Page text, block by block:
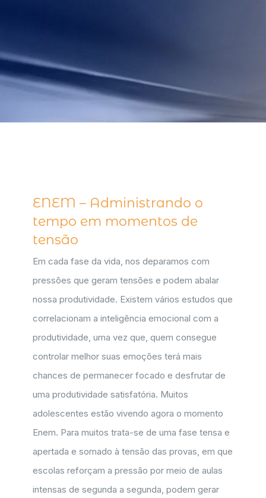
ENEM – Administrando o
tempo em momentos de
tensão
Em cada fase da vida, nos deparamos com
pressões que geram tensões e podem abalar
nossa produtividade. Existem vários estudos que
correlacionam a inteligência emocional com a
produtividade, uma vez que, quem consegue
controlar melhor suas emoções terá mais
chances de permanecer focado e desfrutar de
uma produtividade satisfatória. Muitos
adolescentes estão vivendo agora o momento
Enem. Para muitos trata-se de uma fase tensa e
apertada e somado à tensão das provas, em que
escolas reforçam a pressão por meio de aulas
intensas de segunda a segunda, podem gerar